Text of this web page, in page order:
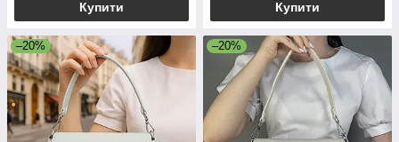
Купити Купити
–20% –20%